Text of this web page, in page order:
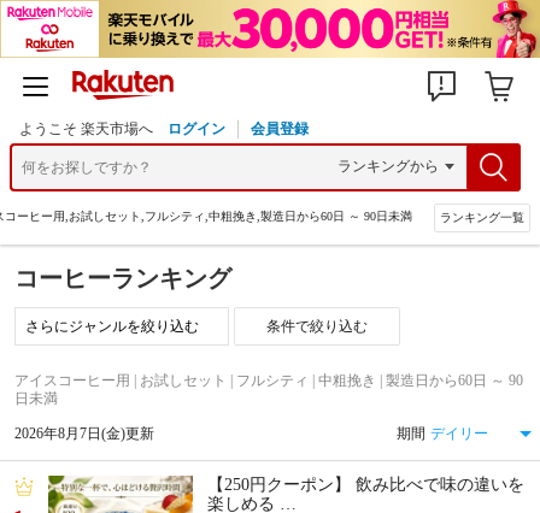
ようこそ 楽天市場へ ログイン 会員登録
コーヒー用,お試しセット,フルシティ,中粗挽き,製造日から60日 ～ 90日未満 ランキング一覧
コーヒーランキング
条件で絞り込む
アイスコーヒー用 | お試しセット | フルシティ | 中粗挽き | 製造日から60日 ～ 90
日未満
2026年8月7日(金)更新 期間
【250円クーポン】 飲み比べで味の違いを
楽しめる …